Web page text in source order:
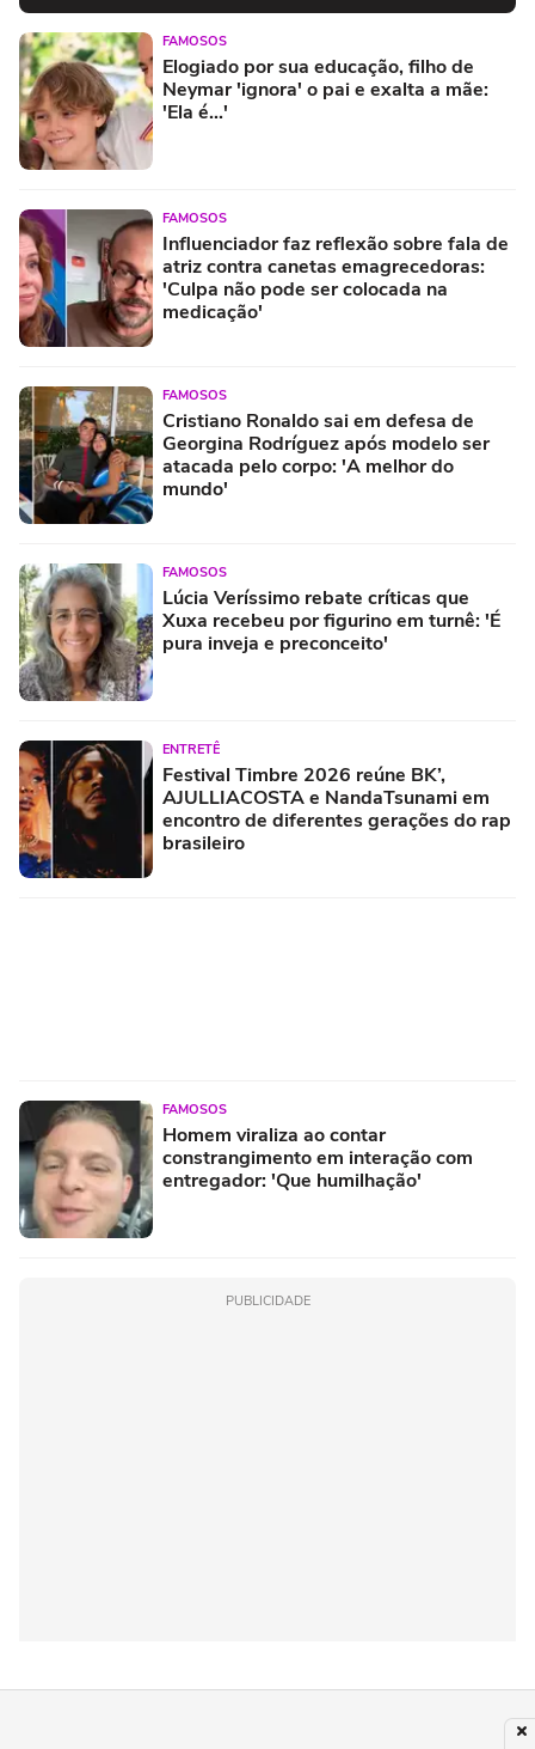
FAMOSOS
Elogiado por sua educação, filho de
Neymar 'ignora' o pai e exalta a mãe:
'Ela é...'
FAMOSOS
Influenciador faz reflexão sobre fala de
atriz contra canetas emagrecedoras:
'Culpa não pode ser colocada na
medicação'
FAMOSOS
Cristiano Ronaldo sai em defesa de
Georgina Rodríguez após modelo ser
atacada pelo corpo: 'A melhor do
mundo'
FAMOSOS
Lúcia Veríssimo rebate críticas que
Xuxa recebeu por figurino em turnê: 'É
pura inveja e preconceito'
ENTRETÊ
Festival Timbre 2026 reúne BK’,
AJULLIACOSTA e NandaTsunami em
encontro de diferentes gerações do rap
brasileiro
FAMOSOS
Homem viraliza ao contar
constrangimento em interação com
entregador: 'Que humilhação'
PUBLICIDADE